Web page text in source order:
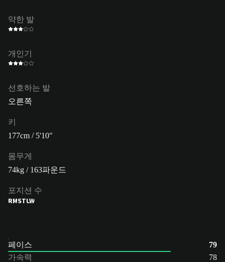
약한 발
개인기
선호하는 발
오른쪽
키
177cm / 5'10"
몸무게
74kg / 163파운드
포지션 수
RMSTLW
페이스
79
가속력
78